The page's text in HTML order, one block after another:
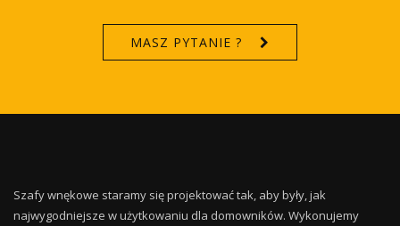
MASZ PYTANIE ?
Szafy wnękowe staramy się projektować tak, aby były, jak
najwygodniejsze w użytkowaniu dla domowników. Wykonujemy